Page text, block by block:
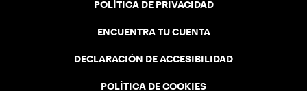
POLÍTICA DE PRIVACIDAD
ENCUENTRA TU CUENTA
DECLARACIÓN DE ACCESIBILIDAD
POLÍTICA DE COOKIES